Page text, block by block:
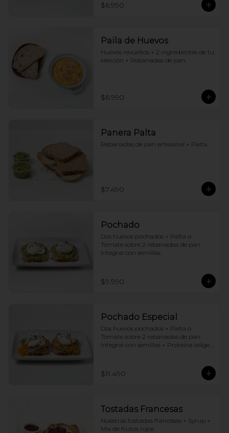
$6.990
Paila de Huevos
Huevos revueltos + 2 ingredientes de tu
elección + Rebanadas de pan
$6.990
Panera Palta
Rebanadas de pan artesanal + Palta.
$7.490
Pochado
Dos huevos pochados + Palta o
Tomate sobre 2 rebanadas de pan
Integral con semillas
$9.990
Pochado Especial
Dos huevos pochados + Palta o
Tomate sobre 2 rebanadas de pan
Integral con semillas + Proteina (elige
$11.490
Tostadas Francesas
Nuestras tostadas francesas + Syrup +
Mix de frutos rojos